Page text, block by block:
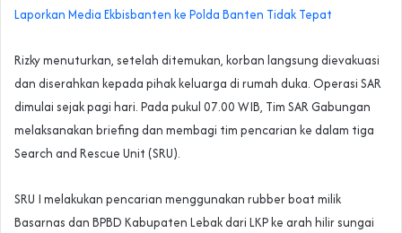
Laporkan Media Ekbisbanten ke Polda Banten Tidak Tepat
Rizky menuturkan, setelah ditemukan, korban langsung dievakuasi
dan diserahkan kepada pihak keluarga di rumah duka. Operasi SAR
dimulai sejak pagi hari. Pada pukul 07.00 WIB, Tim SAR Gabungan
melaksanakan briefing dan membagi tim pencarian ke dalam tiga
Search and Rescue Unit (SRU).
SRU I melakukan pencarian menggunakan rubber boat milik
Basarnas dan BPBD Kabupaten Lebak dari LKP ke arah hilir sungai